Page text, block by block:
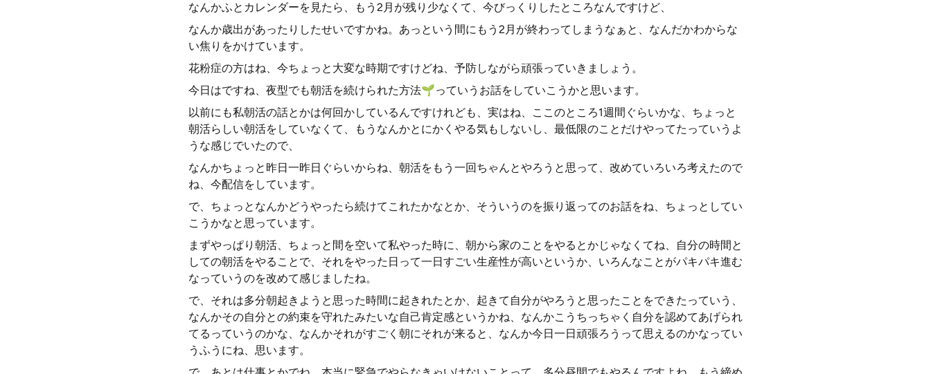
なんかふとカレンダーを見たら、もう2月が残り少なくて、今びっくりしたところなんですけど、
なんか歳出があったりしたせいですかね。あっという間にもう2月が終わってしまうなぁと、なんだかわからな
い焦りをかけています。
花粉症の方はね、今ちょっと大変な時期ですけどね、予防しながら頑張っていきましょう。
今日はですね、夜型でも朝活を続けられた方法🌱っていうお話をしていこうかと思います。
以前にも私朝活の話とかは何回かしているんですけれども、実はね、ここのところ1週間ぐらいかな、ちょっと
朝活らしい朝活をしていなくて、もうなんかとにかくやる気もしないし、最低限のことだけやってたっていうよ
うな感じでいたので、
なんかちょっと昨日一昨日ぐらいからね、朝活をもう一回ちゃんとやろうと思って、改めていろいろ考えたので
ね、今配信をしています。
で、ちょっとなんかどうやったら続けてこれたかなとか、そういうのを振り返ってのお話をね、ちょっとしてい
こうかなと思っています。
まずやっぱり朝活、ちょっと間を空いて私やった時に、朝から家のことをやるとかじゃなくてね、自分の時間と
しての朝活をやることで、それをやった日って一日すごい生産性が高いというか、いろんなことがパキパキ進む
なっていうのを改めて感じましたね。
で、それは多分朝起きようと思った時間に起きれたとか、起きて自分がやろうと思ったことをできたっていう、
なんかその自分との約束を守れたみたいな自己肯定感というかね、なんかこうちっちゃく自分を認めてあげられ
てるっていうのかな、なんかそれがすごく朝にそれが来ると、なんか今日一日頑張ろうって思えるのかなってい
うふうにね、思います。